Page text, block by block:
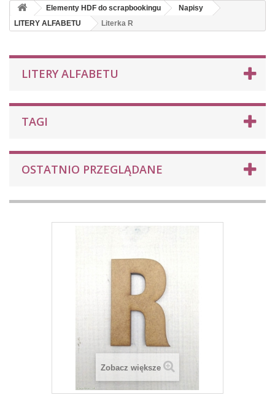
Elementy HDF do scrapbookingu
Napisy
LITERY ALFABETU
Literka R
LITERY ALFABETU
TAGI
OSTATNIO PRZEGLĄDANE
Zobacz większe